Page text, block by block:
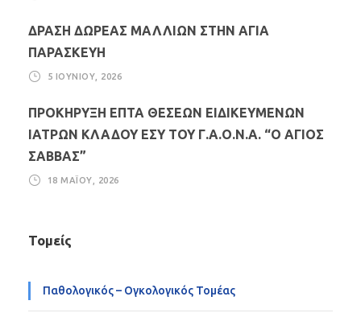
ΔΡΑΣΗ ΔΩΡΕΑΣ ΜΑΛΛΙΩΝ ΣΤΗΝ ΑΓΙΑ
ΠΑΡΑΣΚΕΥΗ
5 ΙΟΥΝΊΟΥ, 2026
ΠΡΟΚΗΡΥΞΗ ΕΠΤΑ ΘΕΣΕΩΝ ΕΙΔΙΚΕΥΜΕΝΩΝ
ΙΑΤΡΩΝ ΚΛΑΔΟΥ ΕΣΥ ΤΟΥ Γ.Α.Ο.Ν.Α. “Ο ΑΓΙΟΣ
ΣΑΒΒΑΣ”
18 ΜΑΪ́ΟΥ, 2026
Τομείς
Παθολογικός – Ογκολογικός Τομέας